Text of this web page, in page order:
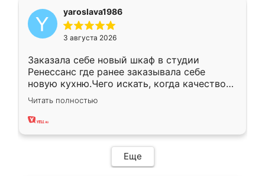
yaroslava1986
3 августа 2026
Заказала себе новый шкаф в студии
Ренессанс где ранее заказывала себе
новую кухню.Чего искать, когда качеством
вполне довольна. Служит кухня уже почти
два года, нареканий нет.
Читать полностью
Еще